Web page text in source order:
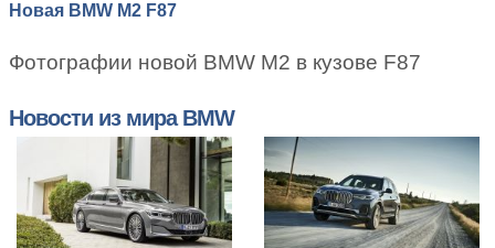
Новая BMW M2 F87
Фотографии новой BMW M2 в кузове F87
Новости из мира BMW